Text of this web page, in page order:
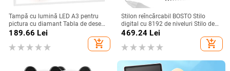
Tampă cu lumină LED A3 pentru
pictura cu diamant Tabla de desen
translucidă Tabletă grafică digitală
desenarea animației artistice
189.66 Lei
add_shopping_cart
Stilon reîncărcabil BOSTO Stilo
digital cu 8192 de niveluri Stilo de
presiune pentru BOSTO
13HD/16HD/16HDK/16HDT/22UX
469.24 Lei
add_shopping_cart